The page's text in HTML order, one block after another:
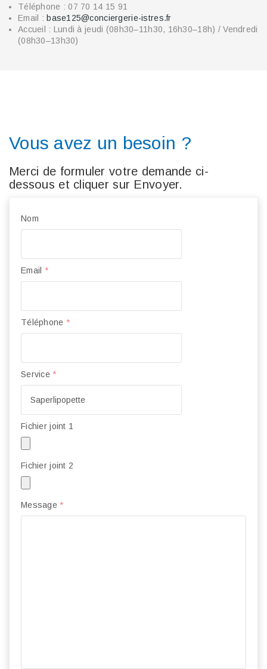
Téléphone : 07 70 14 15 91
Email : base125@conciergerie-istres.fr
Accueil : Lundi à jeudi (08h30–11h30, 16h30–18h) / Vendredi
(08h30–13h30)
Vous avez un besoin ?
Merci de formuler votre demande ci-
dessous et cliquer sur Envoyer.
Nom
Email *
Téléphone *
Service *
Fichier joint 1
Fichier joint 2
Message *